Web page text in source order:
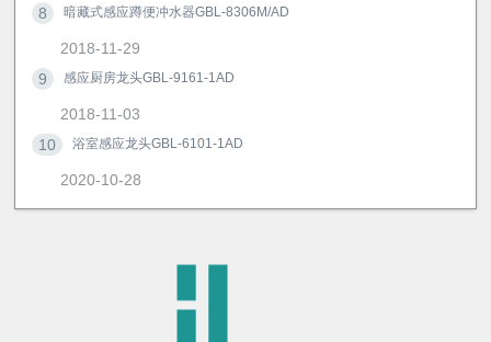
8
暗藏式感应蹲便冲水器GBL-8306M/AD
2018-11-29
9
感应厨房龙头GBL-9161-1AD
2018-11-03
10
浴室感应龙头GBL-6101-1AD
2020-10-28